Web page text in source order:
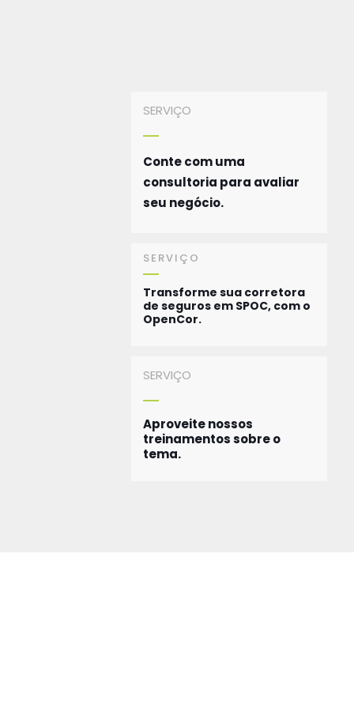
SERVIÇO
Conte com uma
consultoria para avaliar
seu negócio.
SERVIÇO
Transforme sua corretora
de seguros em SPOC, com o
OpenCor.
SERVIÇO
Aproveite nossos
treinamentos sobre o
tema.